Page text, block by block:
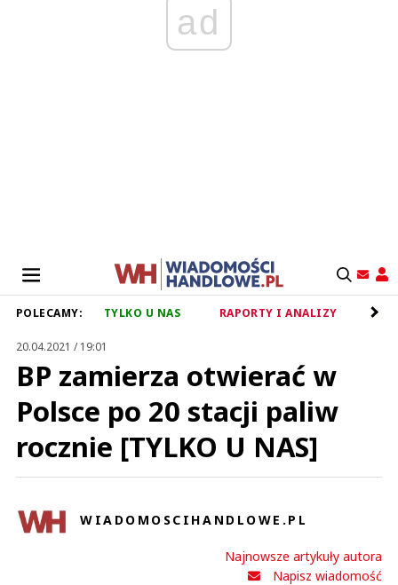
ad
POLECAMY: TYLKO U NAS RAPORTY I ANALIZY
20.04.2021 / 19:01
BP zamierza otwierać w
Polsce po 20 stacji paliw
rocznie [TYLKO U NAS]
WIADOMOSCIHANDLOWE.PL
Najnowsze artykuły autora
Napisz wiadomość